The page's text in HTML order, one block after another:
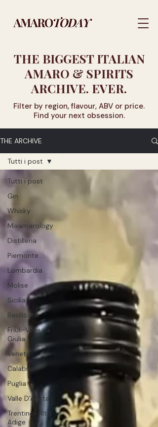
THE BIGGEST ITALIAN
AMARO & SPIRITS
ARCHIVE. EVER.
Filter by region, flavour, ABV or price.
Find your next obsession.
THE ARCHIVE
Tutti i post
Gin
Whisky
Mixamarology
Distilleria
Piemonte
Lombardia
Molise
Sicilia
Basilicata
Friuli-Venezia
Giulia
Veneto
Calabria
Puglia
Valle D'Aosta
Trentino-Alto
Adige
Tutti i post